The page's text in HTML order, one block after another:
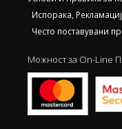
Испорака,
Често поставувани
Можност за On-Line